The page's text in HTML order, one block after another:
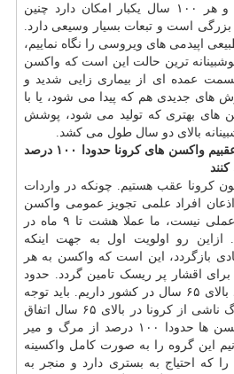
ای بزرگ و مقطعی است و هر ۱۰۰ سال یکبار امکان دارد چنین
بزرگی است و تبعات بسیار وسیعی دارد.
اپیدمی های ویروسی را نگاه نماییم،
ترین حالت این است که واکسن
عمده ای از بیماری زایی شدید و
های جدیدی هم که پیدا می شود، یا با
های بهتری که تولید می شود، پوشش
بالای دو سال طول می کشد.
واکسن های کرونا حدودا ۱۰۰ درصد
کرونا عقب هستیم. چونکه در واردات
افراد علمی تجویز عمومی واکسن
داخلی هم تا آخر شهریور عملی نیست، ما عملا هشت تا ۹ ماه در
ازاین رو اولویت اول به جهت اینکه
بازگردد، این است که واکسن به هر
اقشار پر ریسک تامین گردد. حدود
پنج تا شش میلیون نفر فرد بالای ۶۵ سال در کشور داریم. باید توجه
کرد که حدود ۶۷ درصد مرگ ناشی از کرونا در بالای ۶۵ سال اتفاق
می افتد. از آنجایی که واکسن ها حدودا ۱۰۰ درصد از مرگ و میر
این گروه را به صورت کامل واکسینه
را که احتیاج به بستری دارد و منجر به